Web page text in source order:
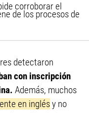
corroborar el
de los procesos de
detectaron
con inscripción
Además, muchos
en inglésy no